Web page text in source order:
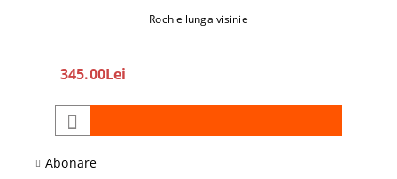
Rochie lunga visinie
345.00Lei
Abonare